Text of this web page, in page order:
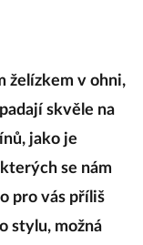
želízkem v ohni,
skvěle na
jako je
se nám
pro vás příliš
stylu, možná